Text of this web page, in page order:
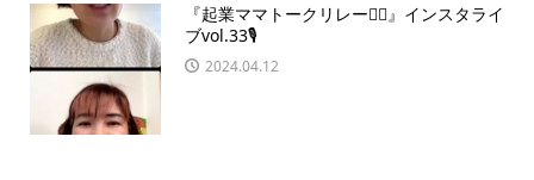
『起業ママトークリレー🏃‍♀️』インスタライ
ブvol.33🎙
2024.04.12